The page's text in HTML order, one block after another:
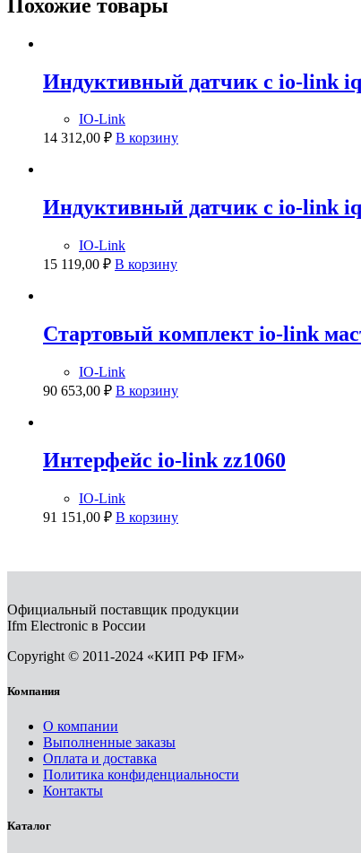
Похожие товары
Индуктивный датчик с io-link
IO-Link
14 312,00 ₽ В корзину
Индуктивный датчик с io-link
IO-Link
15 119,00 ₽ В корзину
Стартовый комплект io-link
IO-Link
90 653,00 ₽ В корзину
Интерфейс io-link zz1060
IO-Link
91 151,00 ₽ В корзину
Официальный поставщик продукции
Ifm Electronic в России
Copyright © 2011-2024 «КИП РФ IFM»
Компания
О компании
Выполненные заказы
Оплата и доставка
Политика конфиденциальности
Контакты
Каталог